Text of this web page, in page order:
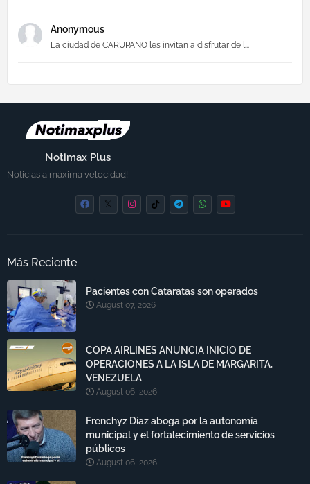
Anonymous
La ciudad de CARUPANO les invitan a disfrutar de l...
Notimax Plus
Noticias a máxima velocidad!
Más Reciente
Pacientes con Cataratas son operados
August 07, 2026
COPA AIRLINES ANUNCIA INICIO DE
OPERACIONES A LA ISLA DE MARGARITA,
VENEZUELA
August 06, 2026
Frenchyz Díaz aboga por la autonomía
municipal y el fortalecimiento de servicios
públicos
August 06, 2026